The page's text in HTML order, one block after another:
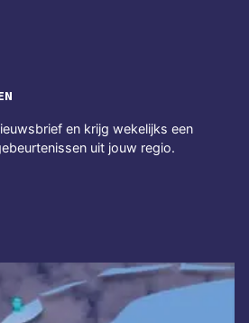
en krijg wekelijks een
uit jouw regio.